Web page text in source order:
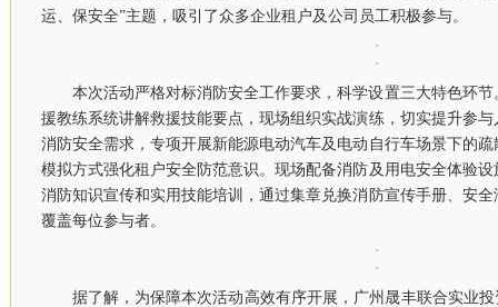
运、保安全”主题，吸引了众多企业租户及公司员工积极参与。
本次活动严格对标消防安全工作要求，科学设置三大特色环
援教练系统讲解救援技能要点，现场组织实战演练，切实提升参
消防安全需求，专项开展新能源电动汽车及电动自行车场景下的
模拟方式强化租户安全防范意识。现场配备消防及用电安全体验
消防知识宣传和实用技能培训，通过集章兑换消防宣传手册、安
覆盖每位参与者。
据了解，为保障本次活动高效有序开展，广州晟丰联合实业